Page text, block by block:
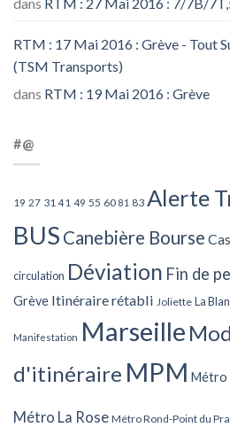
RTM : 17 Mai 2016 : Grève - Tout
(TSM Transports)
dans RTM : 19 Mai 2016 : Grève
#@
19 27 31 41 49 55 60 81 83 Alerte
BUS Canebière Bourse
circulation Déviation Fin de
Grève Itinéraire rétabli Joliette La
Manifestation Marseille
d'itinéraire MPM Métro
Métro La Rose Métro Rond-Point du